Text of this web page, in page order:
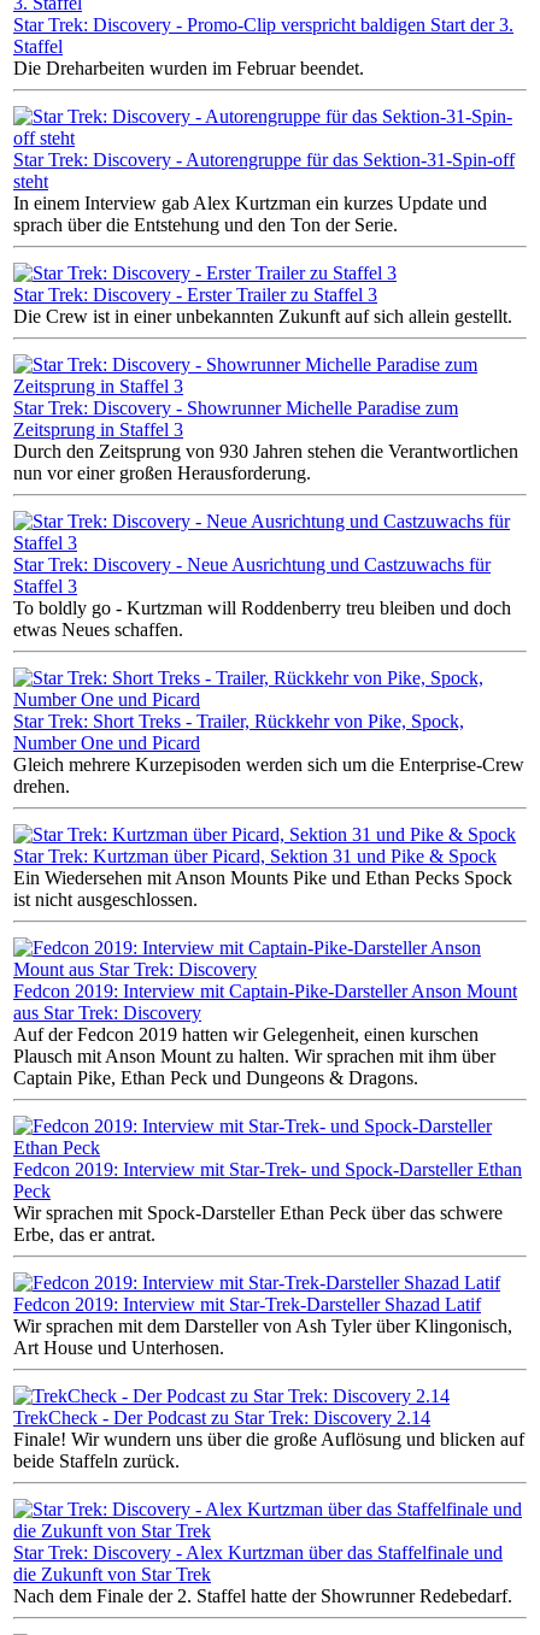
Star Trek: Discovery - Promo-Clip verspricht baldigen Start der 3.
Staffel
Die Dreharbeiten wurden im Februar beendet.
Star Trek: Discovery - Autorengruppe für das Sektion-31-Spin-off
steht
In einem Interview gab Alex Kurtzman ein kurzes Update und
sprach über die Entstehung und den Ton der Serie.
Star Trek: Discovery - Erster Trailer zu Staffel 3
Die Crew ist in einer unbekannten Zukunft auf sich allein gestellt.
Star Trek: Discovery - Showrunner Michelle Paradise zum
Zeitsprung in Staffel 3
Durch den Zeitsprung von 930 Jahren stehen die Verantwortlichen
nun vor einer großen Herausforderung.
Star Trek: Discovery - Neue Ausrichtung und Castzuwachs für
Staffel 3
To boldly go - Kurtzman will Roddenberry treu bleiben und doch
etwas Neues schaffen.
Star Trek: Short Treks - Trailer, Rückkehr von Pike, Spock,
Number One und Picard
Gleich mehrere Kurzepisoden werden sich um die Enterprise-Crew
drehen.
Star Trek: Kurtzman über Picard, Sektion 31 und Pike & Spock
Ein Wiedersehen mit Anson Mounts Pike und Ethan Pecks Spock
ist nicht ausgeschlossen.
Fedcon 2019: Interview mit Captain-Pike-Darsteller Anson Mount
aus Star Trek: Discovery
Auf der Fedcon 2019 hatten wir Gelegenheit, einen kurschen
Plausch mit Anson Mount zu halten. Wir sprachen mit ihm über
Captain Pike, Ethan Peck und Dungeons & Dragons.
Fedcon 2019: Interview mit Star-Trek- und Spock-Darsteller Ethan
Peck
Wir sprachen mit Spock-Darsteller Ethan Peck über das schwere
Erbe, das er antrat.
Fedcon 2019: Interview mit Star-Trek-Darsteller Shazad Latif
Wir sprachen mit dem Darsteller von Ash Tyler über Klingonisch,
Art House und Unterhosen.
TrekCheck - Der Podcast zu Star Trek: Discovery 2.14
Finale! Wir wundern uns über die große Auflösung und blicken auf
beide Staffeln zurück.
Star Trek: Discovery - Alex Kurtzman über das Staffelfinale und
die Zukunft von Star Trek
Nach dem Finale der 2. Staffel hatte der Showrunner Redebedarf.